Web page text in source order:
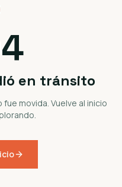
en tránsito
movida. Vuelve al inicio